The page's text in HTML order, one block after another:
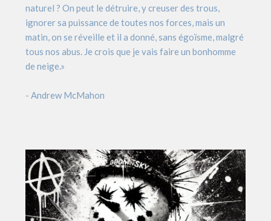
naturel ? On peut le détruire, y creuser des trous,
ignorer sa puissance de toutes nos forces, mais un
matin, on se réveille et il a donné, sans égoïsme, malgré
tous nos abus. Je crois que je vais faire un bonhomme
de neige.»
- Andrew McMahon